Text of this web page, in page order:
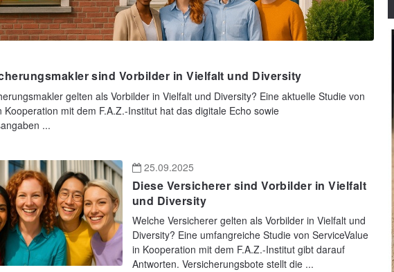
sind Vorbilder in Vielfalt und Diversity
gelten als Vorbilder in Vielfalt und Diversity? Eine aktuelle Studie von
Kooperation mit dem F.A.Z.-Institut hat das digitale Echo sowie
...
25.09.2025
Diese Versicherer sind Vorbilder in Vielfalt
und Diversity
Welche Versicherer gelten als Vorbilder in Vielfalt und
Diversity? Eine umfangreiche Studie von ServiceValue
in Kooperation mit dem F.A.Z.-Institut gibt darauf
Antworten. Versicherungsbote stellt die ...